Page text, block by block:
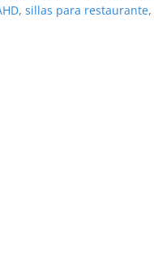
, sillas para restaurante,